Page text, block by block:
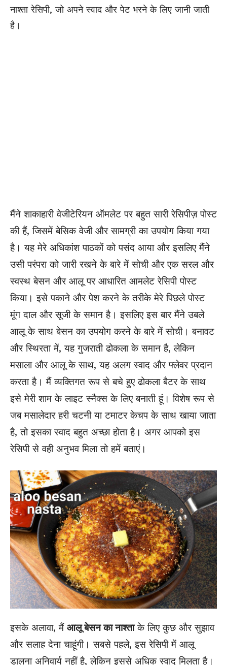
नाश्ता रेसिपी, जो अपने स्वाद और पेट भरने के लिए जानी जाती
है।
मैंने शाकाहारी वेजीटेरियन ऑमलेट पर बहुत सारी रेसिपीज़ पोस्ट
की हैं, जिसमें बेसिक वेजी और सामग्री का उपयोग किया गया
है। यह मेरे अधिकांश पाठकों को पसंद आया और इसलिए मैंने
उसी परंपरा को जारी रखने के बारे में सोची और एक सरल और
स्वस्थ बेसन और आलू पर आधारित आमलेट रेसिपी पोस्ट
किया। इसे पकाने और पेश करने के तरीके मेरे पिछले पोस्ट
मूंग दाल और सूजी के समान है। इसलिए इस बार मैंने उबले
आलू के साथ बेसन का उपयोग करने के बारे में सोची। बनावट
और स्थिरता में, यह गुजराती ढोकला के समान है, लेकिन
मसाला और आलू के साथ, यह अलग स्वाद और फ्लेवर प्रदान
करता है। मैं व्यक्तिगत रूप से बचे हुए ढोकला बैटर के साथ
इसे मेरी शाम के लाइट स्नैक्स के लिए बनाती हूं। विशेष रूप से
जब मसालेदार हरी चटनी या टमाटर केचप के साथ खाया जाता
है, तो इसका स्वाद बहुत अच्छा होता है। अगर आपको इस
रेसिपी से वही अनुभव मिला तो हमें बताएं।
इसके अलावा, मैं आलू बेसन का नाश्ताके लिए कुछ और सुझाव
और सलाह देना चाहूंगी। सबसे पहले, इस रेसिपी में आलू
डालना अनिवार्य नहीं है, लेकिन इससे अधिक स्वाद मिलता है।